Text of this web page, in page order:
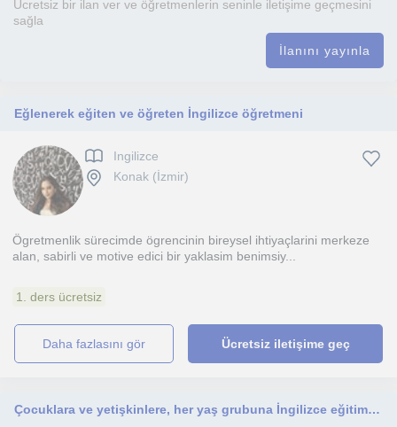
Ücretsiz bir ilan ver ve öğretmenlerin seninle iletişime geçmesini
sağla
İlanını yayınla
Eğlenerek eğiten ve öğreten İngilizce öğretmeni
Ingilizce
Konak (İzmir)
Ögretmenlik sürecimde ögrencinin bireysel ihtiyaçlarini merkeze
alan, sabirli ve motive edici bir yaklasim benimsiy...
1. ders ücretsiz
daha fazlasını gör Ücretsiz iletişime geç
Çocuklara ve yetişkinlere, her yaş grubuna İngilizce eğitimde yardımcı olmaktan mutluluk duyarım.